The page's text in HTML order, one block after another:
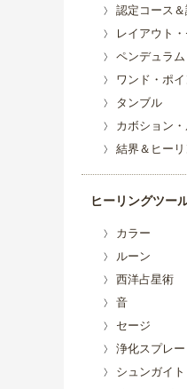
認定コース
レイアウト・
ペンデュラム
ワンド・ポイ
タンブル
カボション
結界＆ヒーリ
ヒーリングツー
カラー
ルーン
西洋占星術
音
セージ
浄化スプレー
シュンガイト